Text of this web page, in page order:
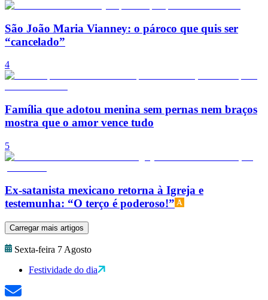
São João Maria Vianney: o pároco que quis ser
“cancelado”
4
Família que adotou menina sem pernas nem braços
mostra que o amor vence tudo
5
Ex-satanista mexicano retorna à Igreja e
testemunha: “O terço é poderoso!”
Carregar mais artigos
Sexta-feira 7 Agosto
Festividade do dia